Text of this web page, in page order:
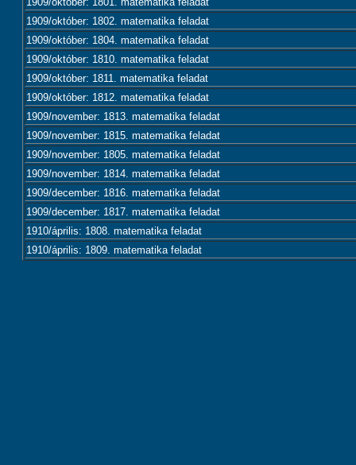
1909/október: 1802. matematika feladat
1909/október: 1804. matematika feladat
1909/október: 1810. matematika feladat
1909/október: 1811. matematika feladat
1909/október: 1812. matematika feladat
1909/november: 1813. matematika feladat
1909/november: 1815. matematika feladat
1909/november: 1805. matematika feladat
1909/november: 1814. matematika feladat
1909/december: 1816. matematika feladat
1909/december: 1817. matematika feladat
1910/április: 1808. matematika feladat
1910/április: 1809. matematika feladat